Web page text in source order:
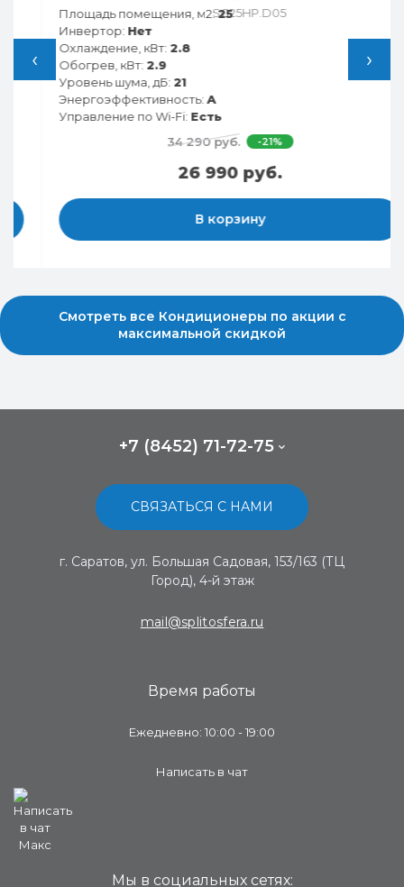
‹
Площадь помещения, м2:25
Инвертор:Нет
Охлаждение, кВт: 2.8
Обогрев, кВт: 2.9
Уровень шума, дБ:21
Энергоэффективность:A
Управление по Wi-Fi:Есть
34 290 руб.
-21%
26 990 руб.
В корзину
›
Смотреть все Кондиционеры по акции с
максимальной скидкой
+7 (8452) 71-72-75
СВЯЗАТЬСЯ С НАМИ
г. Саратов, ул. Большая Садовая, 153/163 (ТЦ
Город), 4-й этаж
mail@splitosfera.ru
Время работы
Ежедневно: 10:00 - 19:00
Написать в чат
Мы в социальных сетях: